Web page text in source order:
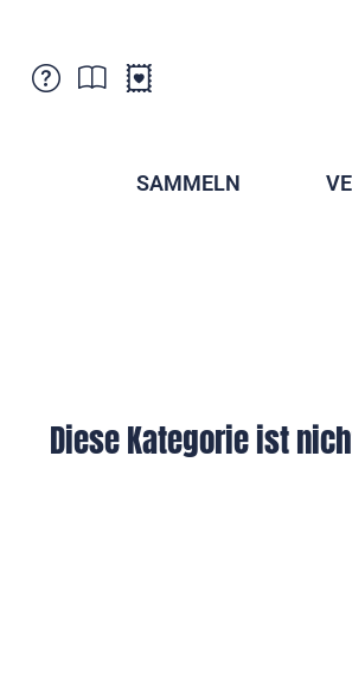
Verkaufsstellen
Abonnemente
SAMMELN
Diese Kategorie ist